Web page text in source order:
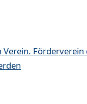
Verein. Förderverein